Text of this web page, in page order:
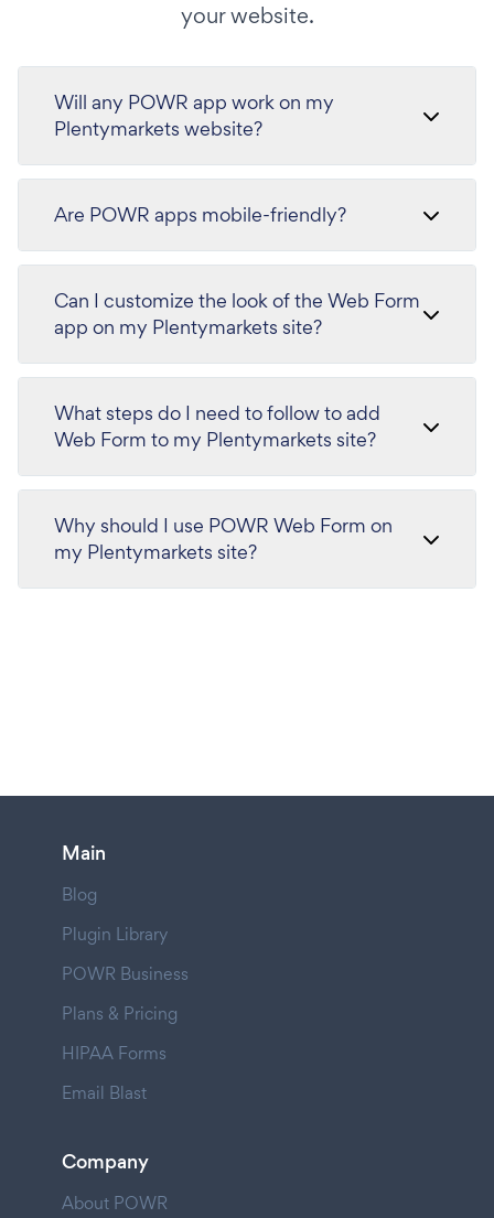
your website.
Will any POWR app work on my
Plentymarkets website?
Are POWR apps mobile-friendly?
Can I customize the look of the Web Form
app on my Plentymarkets site?
What steps do I need to follow to add
Web Form to my Plentymarkets site?
Why should I use POWR Web Form on
my Plentymarkets site?
Main
Blog
Plugin Library
POWR Business
Plans & Pricing
HIPAA Forms
Email Blast
Company
About POWR